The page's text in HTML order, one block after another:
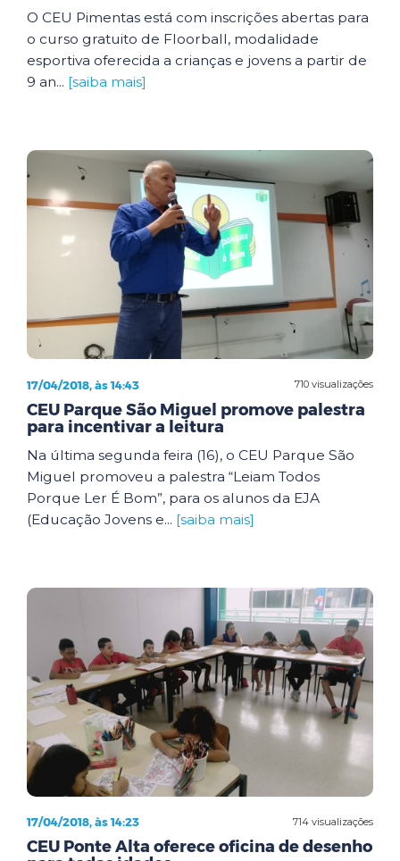
O CEU Pimentas está com inscrições abertas para
o curso gratuito de Floorball, modalidade
esportiva oferecida a crianças e jovens a partir de
9 an... [saiba mais]
710 visualizações
17/04/2018, às 14:43
CEU Parque São Miguel promove palestra
para incentivar a leitura
Na última segunda feira (16), o CEU Parque São
Miguel promoveu a palestra “Leiam Todos
Porque Ler É Bom”, para os alunos da EJA
(Educação Jovens e... [saiba mais]
714 visualizações
17/04/2018, às 14:23
CEU Ponte Alta oferece oficina de desenho